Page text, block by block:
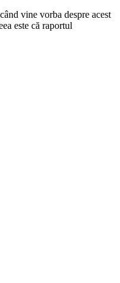
vine vorba despre acest
este că raportul